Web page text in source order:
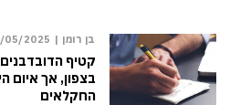
בן רומן | 05/2025
קטיף הדובדבנים
בצפון, אך איום
החקלאים